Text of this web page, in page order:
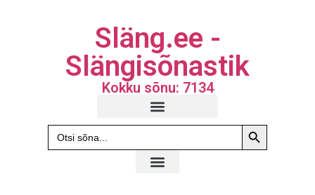
Släng.ee -
Slängisõnastik
Kokku sõnu: 7134
Search
for:
Search